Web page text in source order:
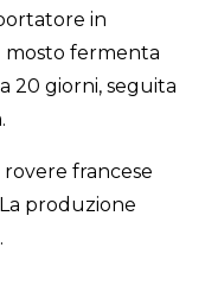
in
mosto fermenta
20 giorni, seguita
rovere francese
produzione